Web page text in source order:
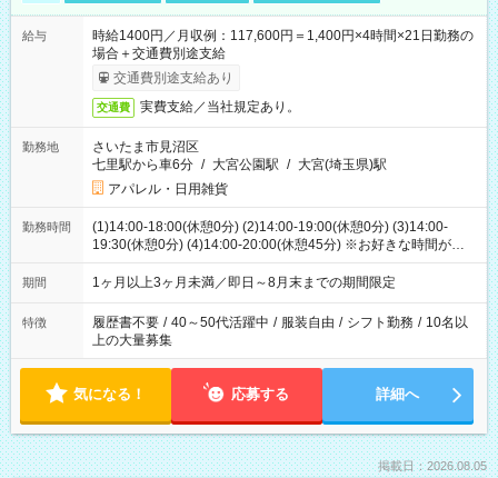
給与
時給1400円／月収例：117,600円＝1,400円×4時間×21日勤務の
場合＋交通費別途支給
交通費別途支給あり
交通費 実費支給／当社規定あり。
勤務地
さいたま市見沼区
七里駅から車6分 / 大宮公園駅 / 大宮(埼玉県)駅
アパレル・日用雑貨
勤務時間
(1)14:00-18:00(休憩0分) (2)14:00-19:00(休憩0分) (3)14:00-
19:30(休憩0分) (4)14:00-20:00(休憩45分) ※お好きな時間が選べ
ます
期間 1ヶ月以上3ヶ月未満／即日～8月末までの期間限定
特徴 履歴書不要 / 40～50代活躍中 / 服装自由 / シフト勤務 / 10名以
上の大量募集
気になる！ 応募する 詳細へ
掲載日：2026.08.05